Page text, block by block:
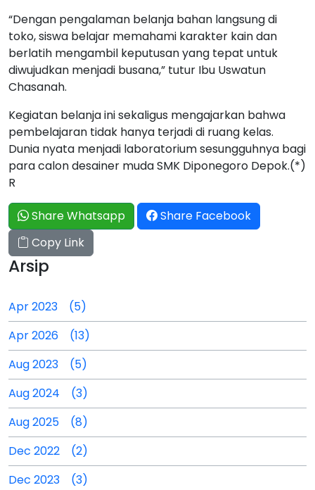
“Dengan pengalaman belanja bahan langsung di
toko, siswa belajar memahami karakter kain dan
berlatih mengambil keputusan yang tepat untuk
diwujudkan menjadi busana,” tutur Ibu Uswatun
Chasanah.
Kegiatan belanja ini sekaligus mengajarkan bahwa
pembelajaran tidak hanya terjadi di ruang kelas.
Dunia nyata menjadi laboratorium sesungguhnya bagi
para calon desainer muda SMK Diponegoro Depok.(*)
R
Share Whatsapp
Share Facebook
Copy Link
Arsip
Apr 2023 (5)
Apr 2026 (13)
Aug 2023 (5)
Aug 2024 (3)
Aug 2025 (8)
Dec 2022 (2)
Dec 2023 (3)